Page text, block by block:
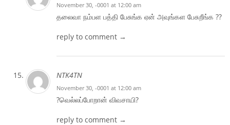
November 30, -0001 at 12:00 am
தலைவா நம்பள பத்தி பேசுங்க ஏன் அவுங்கள பேசுறீங்க ??
reply to comment →
NTK4TN
November 30, -0001 at 12:00 am
?வெல்லப்போறான் விவசாயி?
reply to comment →